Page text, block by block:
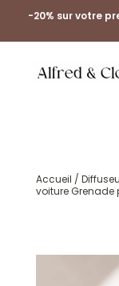
-20% sur votre
Accueil /
voiture Grenade